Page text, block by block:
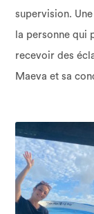
supervision.
la personne qui
recevoir des
Maeva et sa